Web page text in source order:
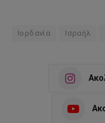
Ιορδανία Ισραήλ